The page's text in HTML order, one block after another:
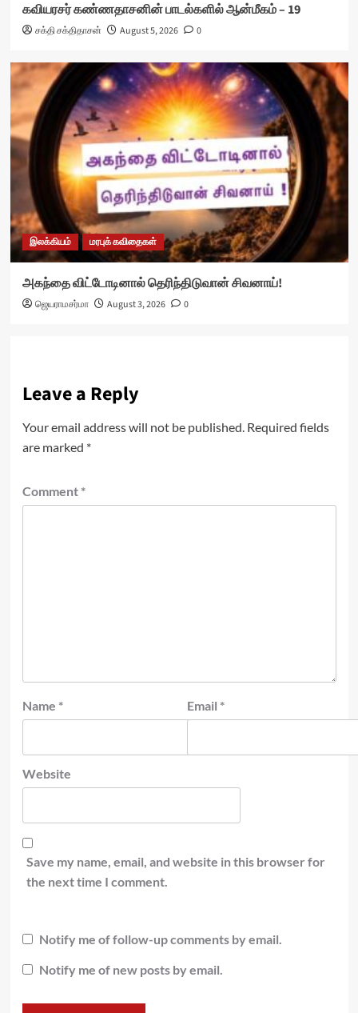
கவியரசர் கண்ணதாசனின் பாடல்களில் ஆன்மீகம் – 19
சக்தி சக்திதாசன் August 5, 2026 0
இலக்கியம் மரபுக் கவிதைகள்
அகந்தை விட்டோடினால் தெரிந்திடுவான் சிவனாய்!
ஜெயராமசர்மா August 3, 2026 0
Leave a Reply
Your email address will not be published. Required fields
are marked *
Comment *
Name * Email *
Website
Save my name, email, and website in this browser for
the next time I comment.
Notify me of follow-up comments by email.
Notify me of new posts by email.